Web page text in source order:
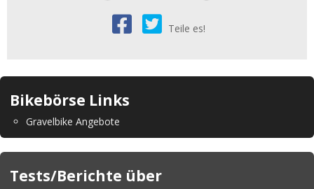
Teile es!
Bikebörse Links
Gravelbike Angebote
Tests/Berichte über